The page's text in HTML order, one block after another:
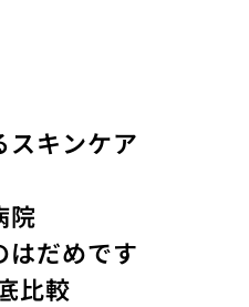
スキンケア
院
はだめです
比較